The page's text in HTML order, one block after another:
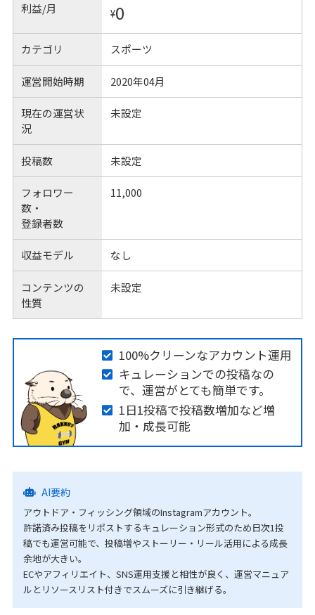
利益/月 ¥0
カテゴリ スポーツ
運営開始時期 2020年04月
現在の運営状
況
未設定
投稿数 未設定
フォロワー
数・
登録者数
11,000
収益モデル なし
コンテンツの
性質
未設定
100%クリーンなアカウント運用
キュレーションでの投稿なの
で、運営がとても簡単です。
1日1投稿で投稿数増加など増
加・成長可能
AI要約
アウトドア・フィッシング領域のInstagramアカウント。
許諾済み投稿をリポストするキュレーション形式のため日次1投
稿でも運営可能で、投稿増やストーリー・リール活用による成長
余地が大きい。
ECやアフィリエイト、SNS運用支援と相性が良く、運営マニュア
ルとリソースリスト付きでスムーズに引き継げる。